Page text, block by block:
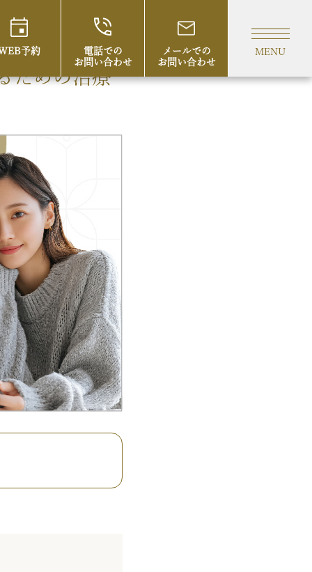
予約
電話での
お問い合わせ
メールでの
お問い合わせ
MENU
ための治療